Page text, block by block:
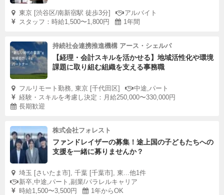
東京 [渋谷区/南新宿駅 徒歩3分]
アルバイト
スタッフ：時給1,500〜1,800円
1年間
持続社会連携推進機構 アース・シェルパ
【経理・会計スキルを活かせる】地域活性化や環境
課題に取り組む組織を支える事務職
フルリモート勤務, 東京 [千代田区]
中途,パート
経験・スキルを考慮し決定：月給250,000〜330,000円
長期歓迎
株式会社フォレスト
ファンドレイザーの募集！途上国の子どもたちへの
支援を一緒に募りませんか？
埼玉 [さいたま市], 千葉 [千葉市], 東...他1件
新卒,中途,パート,副業/パラレルキャリア
時給1,500〜3,500円
1年からOK